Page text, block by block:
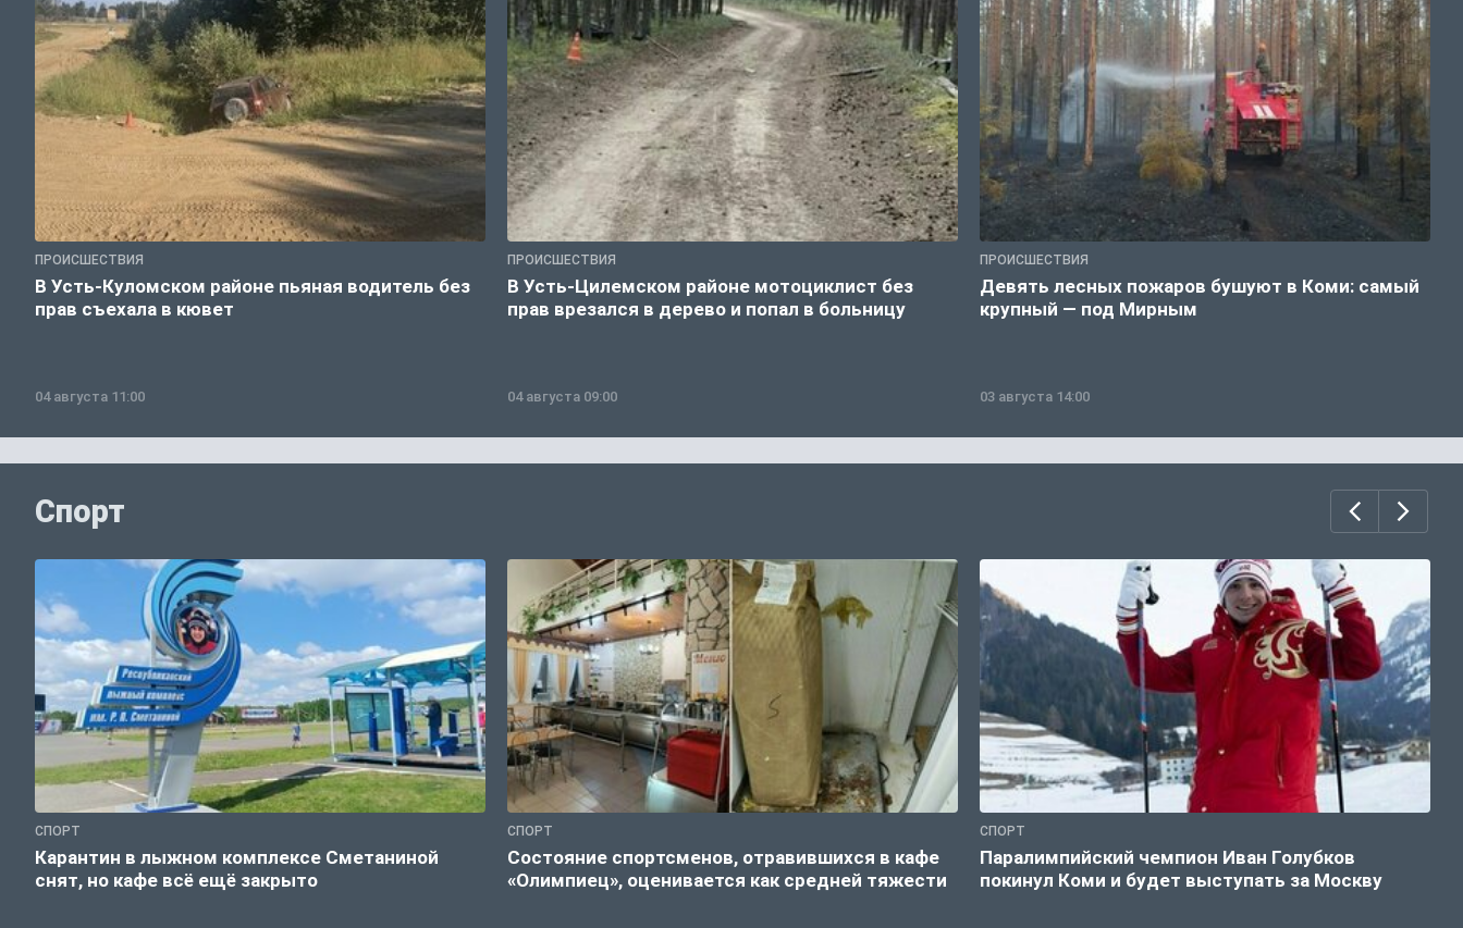
ПРОИСШЕСТВИЯ
В Усть-Куломском районе пьяная водитель без
прав съехала в кювет
04 августа 11:00
ПРОИСШЕСТВИЯ
В Усть-Цилемском районе мотоциклист без
прав врезался в дерево и попал в больницу
04 августа 09:00
ПРОИСШЕСТВИЯ
Девять лесных пожаров бушуют в Коми: самый
крупный — под Мирным
03 августа 14:00
Спорт
СПОРТ
Карантин в лыжном комплексе Сметаниной
снят, но кафе всё ещё закрыто
СПОРТ
Состояние спортсменов, отравившихся в кафе
«Олимпиец», оценивается как средней тяжести
СПОРТ
Паралимпийский чемпион Иван Голубков
покинул Коми и будет выступать за Москву